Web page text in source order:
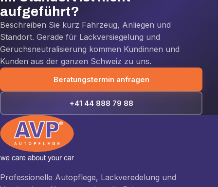
aufgeführt?
Beschreiben Sie kurz Fahrzeug, Anliegen und
Standort. Gerade für Lackversiegelung und
Geruchsneutralisierung kommen Kundinnen und
Kunden aus der ganzen Schweiz zu uns.
Beratungstermin anfragen
+41 44 888 79 88
Professionelle Autopflege, Lackveredelung und